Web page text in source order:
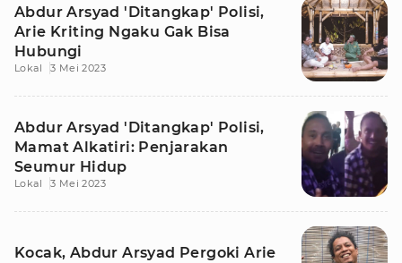
Abdur Arsyad 'Ditangkap' Polisi,
Arie Kriting Ngaku Gak Bisa
Hubungi
Lokal 3 Mei 2023
Abdur Arsyad 'Ditangkap' Polisi,
Mamat Alkatiri: Penjarakan
Seumur Hidup
Lokal 3 Mei 2023
Kocak, Abdur Arsyad Pergoki Arie